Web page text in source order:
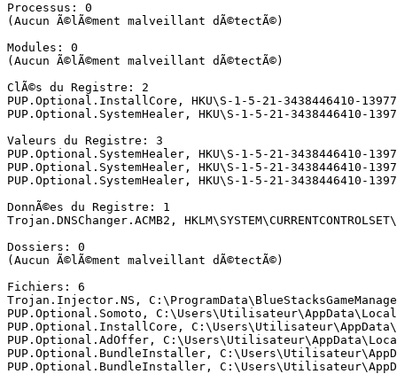
Processus: 0
(Aucun Ã©lÃ©ment malveillant dÃ©tectÃ©)
Modules: 0
(Aucun Ã©lÃ©ment malveillant dÃ©tectÃ©)
ClÃ©s du Registre: 2
PUP.Optional.InstallCore, HKU\S-1-5-21-3438446410-
PUP.Optional.SystemHealer, HKU\S-1-5-21-3438446410-
Valeurs du Registre: 3
PUP.Optional.SystemHealer, HKU\S-1-5-21-3438446410-
PUP.Optional.SystemHealer, HKU\S-1-5-21-3438446410-
PUP.Optional.SystemHealer, HKU\S-1-5-21-3438446410-
DonnÃ©es du Registre: 1
Trojan.DNSChanger.ACMB2,
Dossiers: 0
(Aucun Ã©lÃ©ment malveillant dÃ©tectÃ©)
Fichiers: 6
Trojan.Injector.NS,
PUP.Optional.Somoto,
PUP.Optional.InstallCore,
PUP.Optional.AdOffer,
PUP.Optional.BundleInstaller,
PUP.Optional.BundleInstaller,